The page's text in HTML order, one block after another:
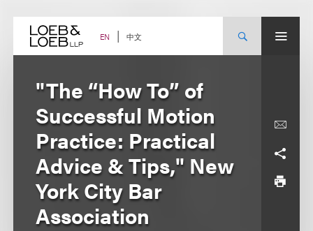
content EN 中文
"The “How To” of
Successful Motion
Practice: Practical
Advice & Tips," New
York City Bar
Association